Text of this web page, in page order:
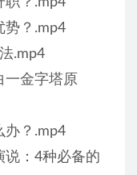
势？.mp4
.mp4
一金字塔原
办？.mp4
说：4种必备的